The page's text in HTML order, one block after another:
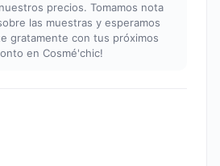
precios. Tomamos nota
las muestras y esperamos
gratamente con tus próximos
en Cosmé'chic!